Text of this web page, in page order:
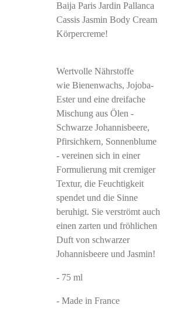
Baija Paris Jardin Pallanca
Cassis Jasmin Body Cream
Körpercreme!
Wertvolle Nährstoffe
wie Bienenwachs, Jojoba-
Ester und eine dreifache
Mischung aus Ölen -
Schwarze Johannisbeere,
Pfirsichkern, Sonnenblume
- vereinen sich in einer
Formulierung mit cremiger
Textur, die Feuchtigkeit
spendet und die Sinne
beruhigt. Sie verströmt auch
einen zarten und fröhlichen
Duft von schwarzer
Johannisbeere und Jasmin!
- 75 ml
- Made in France